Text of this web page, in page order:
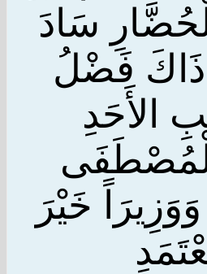
سَادَ
ذَاكَ فَضْلُ
الأَحَدِ
خَيْرَ